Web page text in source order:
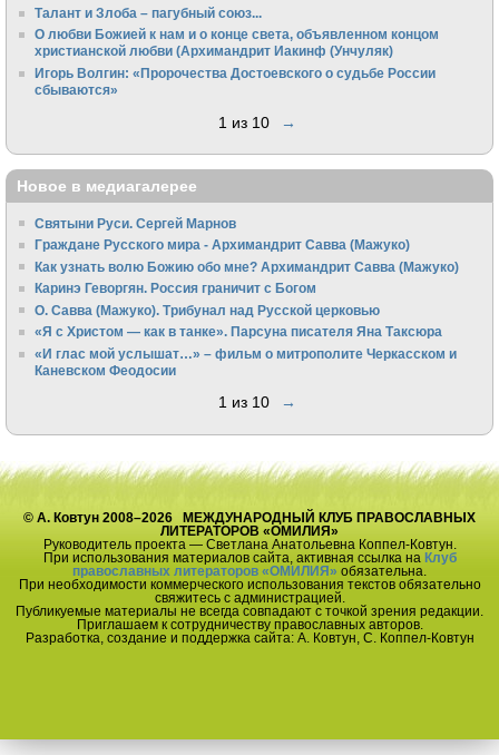
Талант и Злоба – пагубный союз...
О любви Божией к нам и о конце света, объявленном концом
христианской любви (Архимандрит Иакинф (Унчуляк)
Игорь Волгин: «Пророчества Достоевского о судьбе России
сбываются»
1 из 10 →
Новое в медиагалерее
Святыни Руси. Сергей Марнов
Граждане Русского мира - Архимандрит Савва (Мажуко)
Как узнать волю Божию обо мне? Архимандрит Савва (Мажуко)
Каринэ Геворгян. Россия граничит с Богом
О. Савва (Мажуко). Трибунал над Русской церковью
«Я с Христом — как в танке». Парсуна писателя Яна Таксюра
«И глас мой услышат…» – фильм о митрополите Черкасском и
Каневском Феодосии
1 из 10 →
© А. Ковтун 2008–2026 МЕЖДУНАРОДНЫЙ КЛУБ ПРАВОСЛАВНЫХ
ЛИТЕРАТОРОВ «ОМИЛИЯ»
Руководитель проекта — Светлана Анатольевна Коппел-Ковтун.
При использования материалов сайта, активная ссылка на Клуб
православных литераторов «ОМИЛИЯ» обязательна.
При необходимости коммерческого использования текстов обязательно
свяжитесь с администрацией.
Публикуемые материалы не всегда совпадают с точкой зрения редакции.
Приглашаем к сотрудничеству православных авторов.
Разработка, создание и поддержка сайта: А. Ковтун, С. Коппел-Ковтун